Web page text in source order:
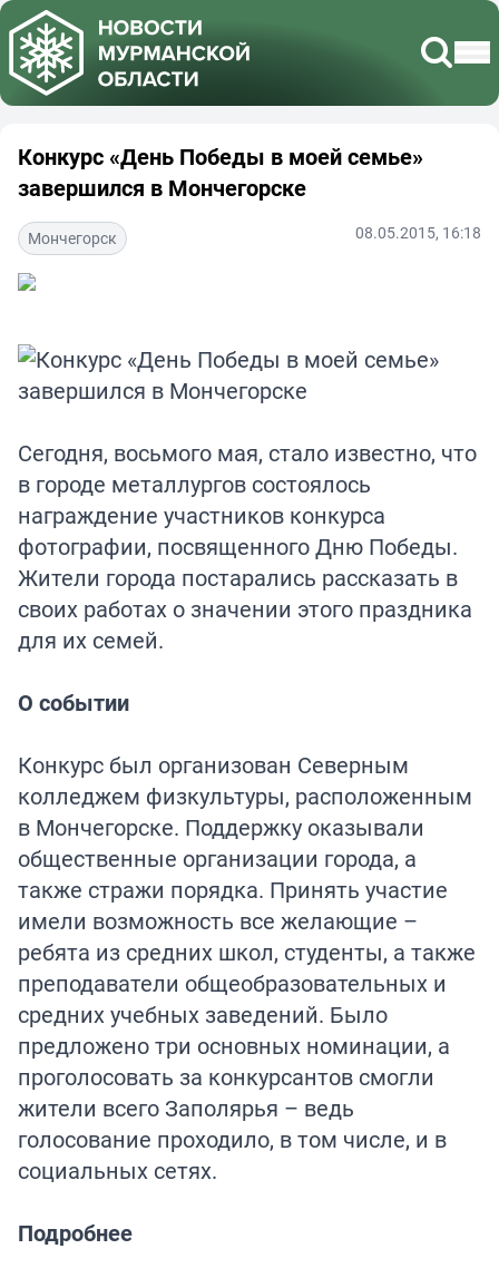
Конкурс «День Победы в моей семье»
завершился в Мончегорске
Мончегорск 08.05.2015, 16:18
Сегодня, восьмого мая, стало известно, что
в городе металлургов состоялось
награждение участников конкурса
фотографии, посвященного Дню Победы.
Жители города постарались рассказать в
своих работах о значении этого праздника
для их семей.
О событии
Конкурс был организован Северным
колледжем физкультуры, расположенным
в Мончегорске. Поддержку оказывали
общественные организации города, а
также стражи порядка. Принять участие
имели возможность все желающие –
ребята из средних школ, студенты, а также
преподаватели общеобразовательных и
средних учебных заведений. Было
предложено три основных номинации, а
проголосовать за конкурсантов смогли
жители всего Заполярья – ведь
голосование проходило, в том числе, и в
социальных сетях.
Подробнее